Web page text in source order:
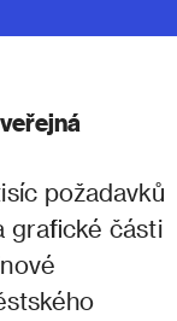
požadavků
grafické části